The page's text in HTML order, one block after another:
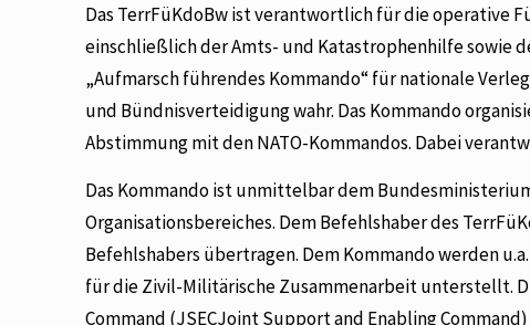
Das TerrFüKdoBw ist verantwortlich für die operative
einschließlich der Amts- und Katastrophenhilfe sowie
„Aufmarsch führendes Kommando“ für nationale
und Bündnisverteidigung wahr. Das Kommando
Abstimmung mit den NATO-Kommandos. Dabei
Das Kommando ist unmittelbar dem
Organisationsbereiches. Dem Befehlshaber des
Befehlshabers übertragen. Dem Kommando werden
für die Zivil-Militärische Zusammenarbeit unterstellt.
Command (JSECJoint Support and Enabling Command